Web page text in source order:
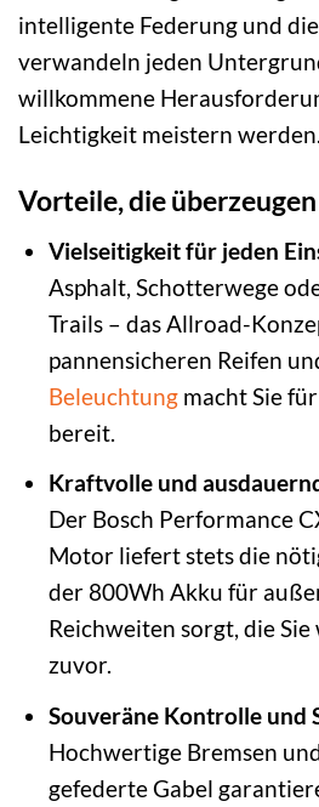
intelligente Federung und
verwandeln jeden
willkommene
Leichtigkeit meistern werden.
Vorteile, die überzeugen
Vielseitigkeit für jeden
Asphalt, Schotterwege
Trails – das Allroad-
pannensicheren Reifen
Beleuchtungmacht Sie
bereit.
Kraftvolle und
Der Bosch Performance
Motor liefert stets die
der 800Wh Akku für
Reichweiten sorgt, die
zuvor.
Souveräne Kontrolle und
Hochwertige Bremsen
gefederte Gabel